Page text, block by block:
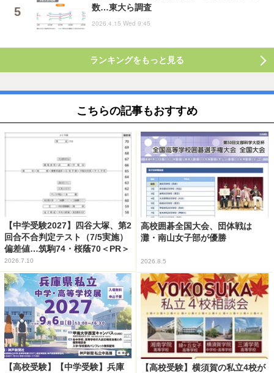
数…東大ら調査
2026.4.15 Wed 9:45
ランキングをもっと見る
こちらの記事もおすすめ
【中学受験2027】四谷大塚、第2
回合不合判定テスト（7/5実施）
偏差値…筑駒74・桜蔭70＜PR＞
2026.7.10
高校囲碁全国大会、団体戦は
灘・南山女子部が優勝
2026.8.5
【高校受験】【中学受験】兵庫
【高校受験】横須賀の私立4校が